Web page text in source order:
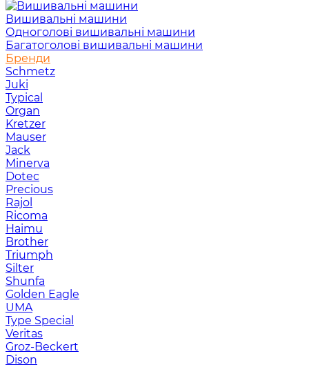
Вишивальні машини
Одноголові вишивальні машини
Багатоголові вишивальні машини
Бренди
Schmetz
Juki
Typical
Organ
Kretzer
Mauser
Jack
Minerva
Dotec
Precious
Rajol
Ricoma
Haimu
Brother
Triumph
Silter
Shunfa
Golden Eagle
UMA
Type Special
Veritas
Groz-Beckert
Dison